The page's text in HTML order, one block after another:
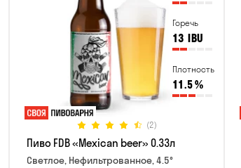
Горечь
13 IBU
Плотность
11.5%
(2)
Пиво FDB «Mexican beer» 0.33л
Светлое, Нефильтрованное, 4.5°